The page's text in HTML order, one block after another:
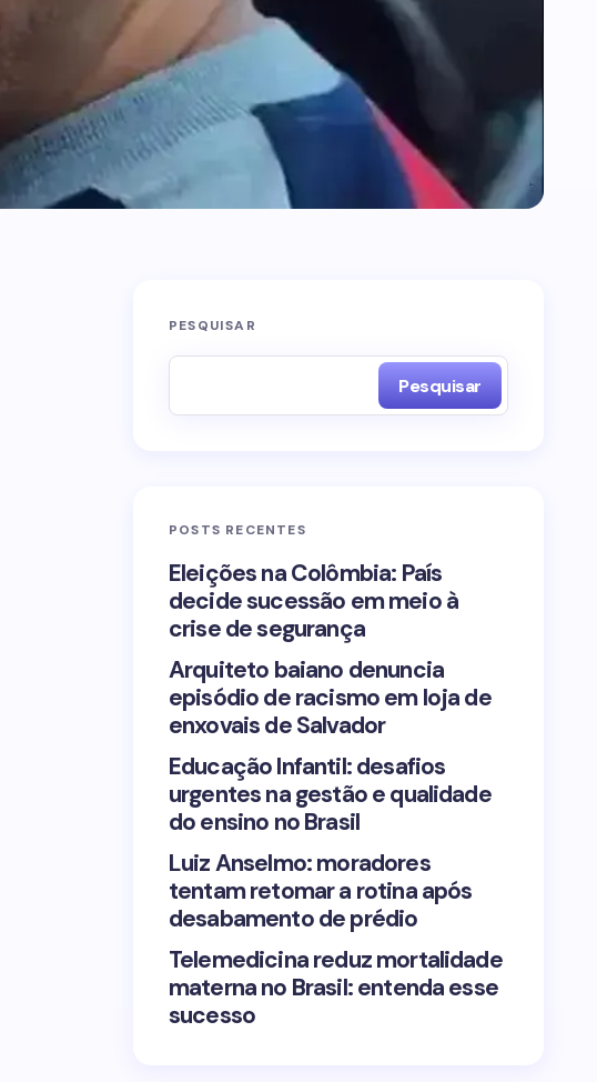
PESQUISAR
Pesquisar
POSTS RECENTES
Eleições na Colômbia: País
decide sucessão em meio à
crise de segurança
Arquiteto baiano denuncia
episódio de racismo em loja de
enxovais de Salvador
Educação Infantil: desafios
urgentes na gestão e qualidade
do ensino no Brasil
Luiz Anselmo: moradores
tentam retomar a rotina após
desabamento de prédio
Telemedicina reduz mortalidade
materna no Brasil: entenda esse
sucesso